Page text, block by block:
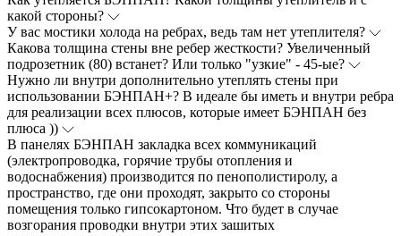
какой стороны?
У вас мостики холода на ребрах, ведь там нет утеплителя?
Какова толщина стены вне ребер жесткости? Увеличенный
подрозетник (80) встанет? Или только "узкие" - 45-ые?
Нужно ли внутри дополнительно утеплять стены при
использовании БЭНПАН+? В идеале бы иметь и внутри ребра
для реализации всех плюсов, которые имеет БЭНПАН без
плюса ))
В панелях БЭНПАН закладка всех коммуникаций
(электропроводка, горячие трубы отопления и
водоснабжения) производится по пенополистиролу, а
пространство, где они проходят, закрыто со стороны
помещения только гипсокартоном. Что будет в случае
возгорания проводки внутри этих зашитых